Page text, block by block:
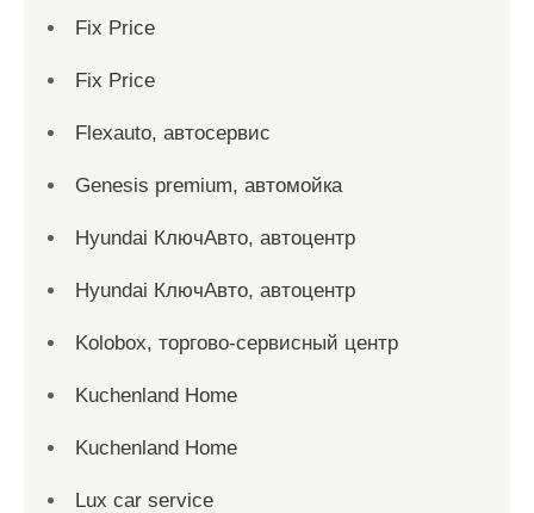
Fix Price
Fix Price
Flexauto, автосервис
Genesis premium, автомойка
Hyundai КлючАвто, автоцентр
Hyundai КлючАвто, автоцентр
Kolobox, торгово-сервисный центр
Kuchenland Home
Kuchenland Home
Lux car service